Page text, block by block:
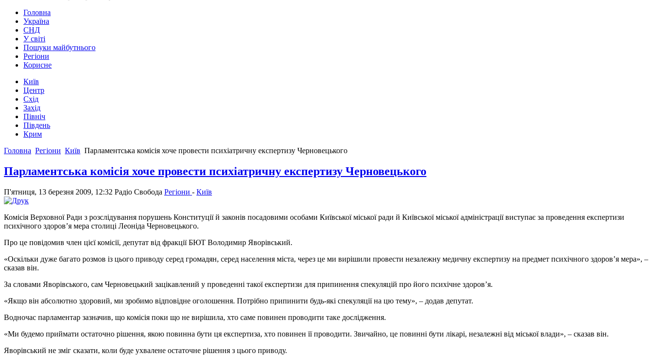
Головна
Україна
СНД
У світі
Пошуки майбутнього
Регіони
Корисне
Київ
Центр
Схід
Захід
Північ
Південь
Крим
Головна Регіони Київ Парламентська комісія хоче провести психіатричну експертизу Черновецького
Парламентська комісія хоче провести психіатричну експертизу Черновецького
П'ятниця, 13 березня 2009, 12:32 Радіо Свобода Регіони - Київ
Комісія Верховної Ради з розслідування порушень Конституції й законів посадовими особами Київської міської ради й Київської міської адміністрації виступає за проведення експертизи
психічного здоров’я мера столиці Леоніда Черновецького.
Про це повідомив член цієї комісії, депутат від фракції БЮТ Володимир Яворівський.
«Оскільки дуже багато розмов із цього приводу серед громадян, серед населення міста, через це ми вирішили провести незалежну медичну експертизу на предмет психічного здоров’я мера», –
сказав він.
За словами Яворівського, сам Черновецький зацікавлений у проведенні такої експертизи для припинення спекуляцій про його психічне здоров’я.
«Якщо він абсолютно здоровий, ми зробимо відповідне оголошення. Потрібно припинити будь-які спекуляції на цю тему», – додав депутат.
Водночас парламентар зазначив, що комісія поки що не вирішила, хто саме повинен проводити таке дослідження.
«Ми будемо приймати остаточно рішення, якою повинна бути ця експертиза, хто повинен її проводити. Звичайно, це повинні бути лікарі, незалежні від міської влади», – сказав він.
Яворівський не зміг сказати, коли буде ухвалене остаточне рішення з цього приводу.